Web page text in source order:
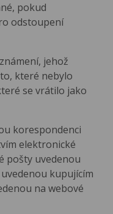
pokud
odstoupení
jehož
které nebylo
se vrátilo jako
korespondenci
elektronické
pošty uvedenou
kupujícím
na webové